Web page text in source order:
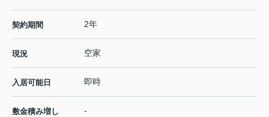
契約期間 2年
現況 空家
入居可能日 即時
敷金積み増し -